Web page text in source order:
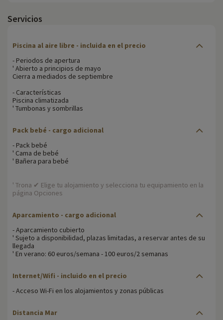
Servicios
Piscina al aire libre - incluida en el precio
- Periodos de apertura
' Abierto a principios de mayo
Cierra a mediados de septiembre
- Características
Piscina climatizada
' Tumbonas y sombrillas
Pack bebé - cargo adicional
- Pack bebé
' Cama de bebé
' Bañera para bebé
' Trona ✔ Elige tu alojamiento y selecciona tu equipamiento en la
página Opciones
Aparcamiento - cargo adicional
- Aparcamiento cubierto
' Sujeto a disponibilidad, plazas limitadas, a reservar antes de su
llegada
' En verano: 60 euros/semana - 100 euros/2 semanas
Internet/Wifi - incluido en el precio
- Acceso Wi-Fi en los alojamientos y zonas públicas
Distancia Mar